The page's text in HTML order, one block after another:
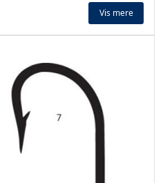
Vis mere